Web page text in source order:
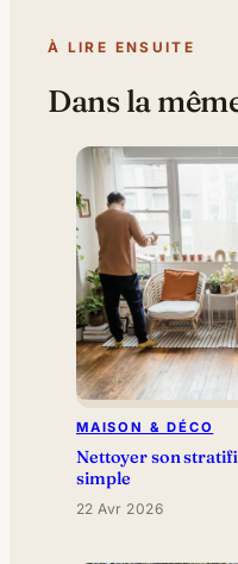
À LIRE ENSUITE
Dans la
MAISON & DÉCO
Nettoyer son
simple
22 Avr 2026